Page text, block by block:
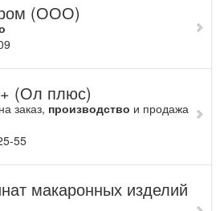
(ООО)
(Ол плюс)
заказ, производство и продажа
55
макаронных изделий